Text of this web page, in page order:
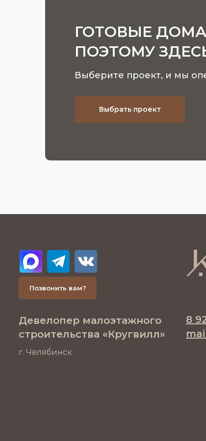
ГОТОВЫЕ
ПОЭТОМУ
Выбрать проект
Выберите проект, и мы
Девелопер малоэтажного
строительства «Кругвилл»
8
г. Челябинск
Позвонить вам?